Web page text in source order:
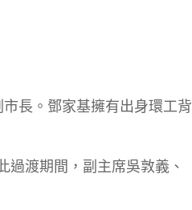
長。鄧家基擁有出身環工背
過渡期間，副主席吳敦義、